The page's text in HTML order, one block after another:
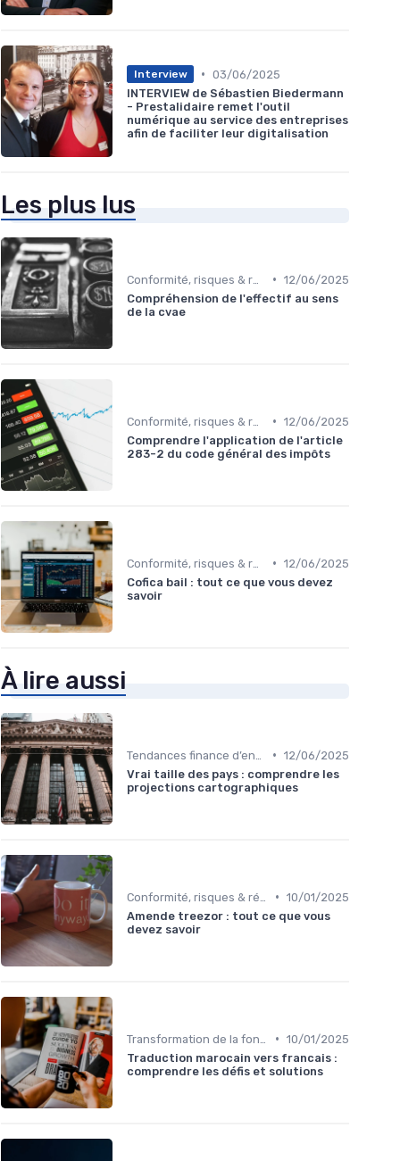
Interview • 03/06/2025
INTERVIEW de Sébastien Biedermann
- Prestalidaire remet l'outil
numérique au service des entreprises
afin de faciliter leur digitalisation
Les plus lus
• 12/06/2025
Compréhension de l'effectif au sens
de la cvae
• 12/06/2025
Comprendre l'application de l'article
283-2 du code général des impôts
• 12/06/2025
Cofica bail : tout ce que vous devez
savoir
À lire aussi
• 12/06/2025
Vrai taille des pays : comprendre les
projections cartographiques
• 10/01/2025
Amende treezor : tout ce que vous
devez savoir
• 10/01/2025
Traduction marocain vers francais :
comprendre les défis et solutions